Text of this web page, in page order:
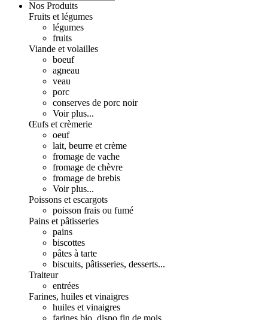
Nos Produits
Fruits et légumes
légumes
fruits
Viande et volailles
boeuf
agneau
veau
porc
conserves de porc noir
Voir plus...
Œufs et crèmerie
oeuf
lait, beurre et crème
fromage de vache
fromage de chèvre
fromage de brebis
Voir plus...
Poissons et escargots
poisson frais ou fumé
Pains et pâtisseries
pains
biscottes
pâtes à tarte
biscuits, pâtisseries, desserts...
Traiteur
entrées
Farines, huiles et vinaigres
huiles et vinaigres
farines bio, dispo fin de mois